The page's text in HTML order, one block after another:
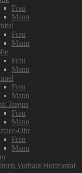
Frau
Mann
Frau
Mann
Frau
Mann
Frau
Mann
Tragus
Frau
Mann
Ohr
Frau
Mann
Vorhaut Horizontal